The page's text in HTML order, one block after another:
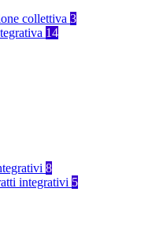
collettiva 3
14
8
integrativi 5